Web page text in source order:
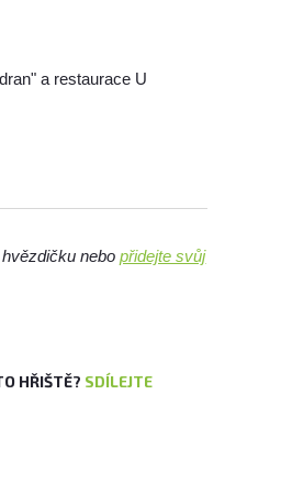
a restaurace U
hvězdičku nebopřidejte svůj
HŘIŠTĚ? SDÍLEJTE